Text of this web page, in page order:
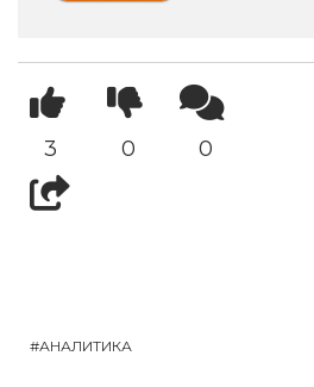
3 0 0
АНАЛИТИКА